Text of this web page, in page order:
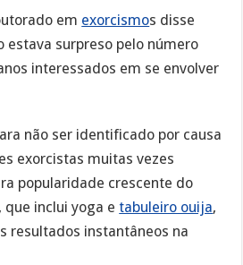
em exorcismos disse
estava surpreso pelo número
interessados em se envolver
não ser identificado por causa
exorcistas muitas vezes
popularidade crescente do
que inclui yoga etabuleiro ouija,
resultados instantâneos na